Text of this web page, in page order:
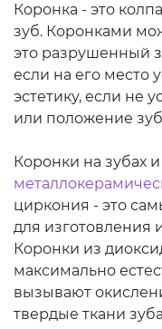
Коронка - это
зуб. Коронками
это разрушенный
если на его место
эстетику, если не
или положение
Коронки на зубах
циркония - это
для изготовления
Коронки из
максимально
вызывают
твердые ткани